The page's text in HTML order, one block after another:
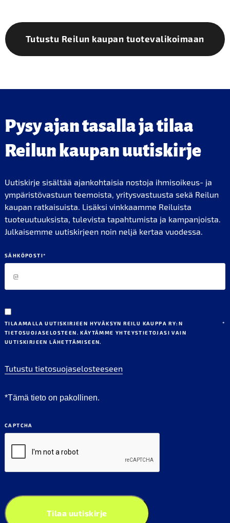
Tutustu Reilun kaupan tuotevalikoimaan
Pysy ajan tasalla ja tilaa
Reilun kaupan uutiskirje
Uutiskirje sisältää ajankohtaisia nostoja ihmisoikeus- ja
ympäristövastuun teemoista, yritysvastuusta sekä Reilun
kaupan ratkaisuista. Lisäksi vinkkaamme Reiluista
tuoteuutuuksista, tulevista tapahtumista ja kampanjoista.
Julkaisemme uutiskirjeen noin neljä kertaa vuodessa.
SÄHKÖPOSTI*
TILAAMALLA UUTISKIRJEEN HYVÄKSYN REILU KAUPPA RY:N
TIETOSUOJASELOSTEEN. KÄYTÄMME YHTEYSTIETOJASI VAIN
UUTISKIRJEEN LÄHETTÄMISEEN.
*
Tutustu tietosuojaselosteeseen
*Tämä tieto on pakollinen.
CAPTCHA
Tilaa uutiskirje